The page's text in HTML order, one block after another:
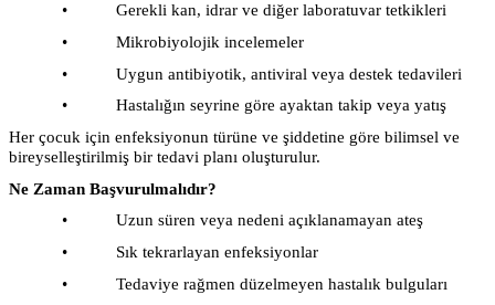
• Gerekli kan, idrar ve diğer laboratuvar tetkikleri
• Mikrobiyolojik incelemeler
• Uygun antibiyotik, antiviral veya destek tedavileri
• Hastalığın seyrine göre ayaktan takip veya yatış
Her çocuk için enfeksiyonun türüne ve şiddetine göre bilimsel ve
bireyselleştirilmiş bir tedavi planı oluşturulur.
Ne Zaman Başvurulmalıdır?
• Uzun süren veya nedeni açıklanamayan ateş
• Sık tekrarlayan enfeksiyonlar
• Tedaviye rağmen düzelmeyen hastalık bulguları